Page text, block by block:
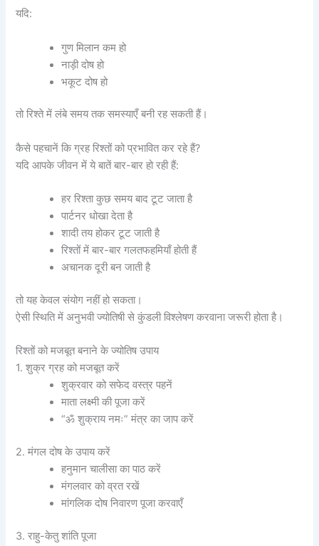
यदि:
गुण मिलान कम हो
नाड़ी दोष हो
भकूट दोष हो
तो रिश्ते में लंबे समय तक समस्याएँ बनी रह सकती हैं।
कैसे पहचानें कि ग्रह रिश्तों को प्रभावित कर रहे हैं?
यदि आपके जीवन में ये बातें बार-बार हो रही हैं:
हर रिश्ता कुछ समय बाद टूट जाता है
पार्टनर धोखा देता है
शादी तय होकर टूट जाती है
रिश्तों में बार-बार गलतफहमियाँ होती हैं
अचानक दूरी बन जाती है
तो यह केवल संयोग नहीं हो सकता।
ऐसी स्थिति में अनुभवी ज्योतिषी से कुंडली विश्लेषण करवाना जरूरी होता है।
रिश्तों को मजबूत बनाने के ज्योतिष उपाय
1. शुक्र ग्रह को मजबूत करें
शुक्रवार को सफेद वस्त्र पहनें
माता लक्ष्मी की पूजा करें
“ॐ शुक्राय नमः” मंत्र का जाप करें
2. मंगल दोष के उपाय करें
हनुमान चालीसा का पाठ करें
मंगलवार को व्रत रखें
मांगलिक दोष निवारण पूजा करवाएँ
3. राहु-केतु शांति पूजा